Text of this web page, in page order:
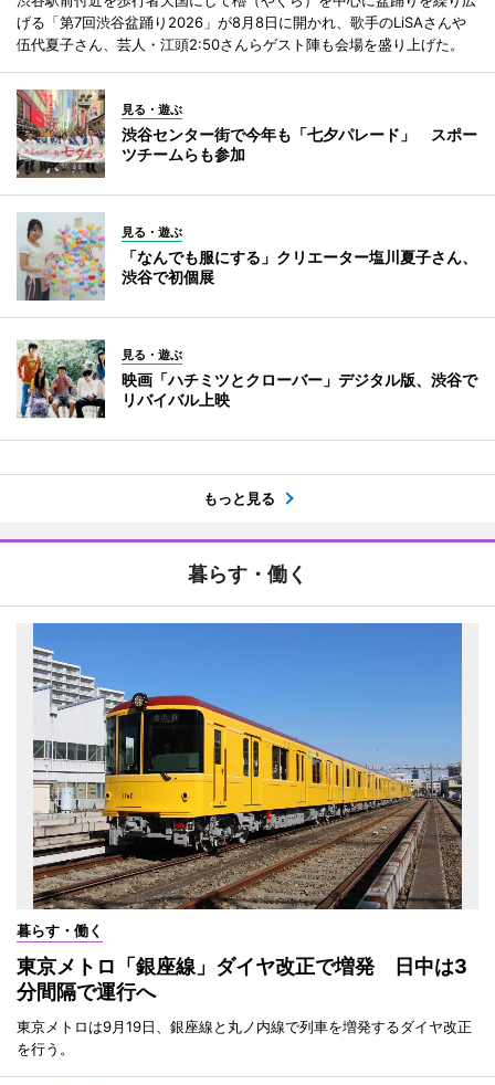
げる「第7回渋谷盆踊り2026」が8月8日に開かれ、歌手のLiSAさんや
伍代夏子さん、芸人・江頭2:50さんらゲスト陣も会場を盛り上げた。
見る・遊ぶ
渋谷センター街で今年も「七夕パレード」 スポー
ツチームらも参加
見る・遊ぶ
「なんでも服にする」クリエーター塩川夏子さん、
渋谷で初個展
見る・遊ぶ
映画「ハチミツとクローバー」デジタル版、渋谷で
リバイバル上映
もっと見る
暮らす・働く
暮らす・働く
東京メトロ「銀座線」ダイヤ改正で増発 日中は3
分間隔で運行へ
東京メトロは9月19日、銀座線と丸ノ内線で列車を増発するダイヤ改正
を行う。